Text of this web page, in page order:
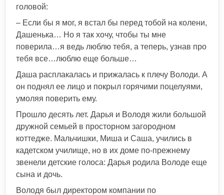
головой:
– Если бы я мог, я встал бы перед тобой на колени,
Дашенька… Но я так хочу, чтобы ты мне
поверила…я ведь люблю тебя, а теперь, узнав про
тебя все…люблю еще больше…
Даша расплакалась и прижалась к плечу Володи. А
он поднял ее лицо и покрыл горячими поцелуями,
умоляя поверить ему.
Прошло десять лет. Дарья и Володя жили большой
дружной семьей в просторном загородном
коттедже. Мальчишки, Миша и Саша, учились в
кадетском училище, но в их доме по-прежнему
звенели детские голоса: Дарья родила Володе еще
сына и дочь.
Володя был директором компании по